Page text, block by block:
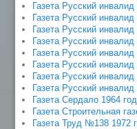
Газета Русский
Газета Русский
Газета Русский
Газета Русский
Газета Русский
Газета Русский
Газета Русский
Газета Русский
Газета Сердало 1964 год
Газета Строительная
Газета Труд №138 1972